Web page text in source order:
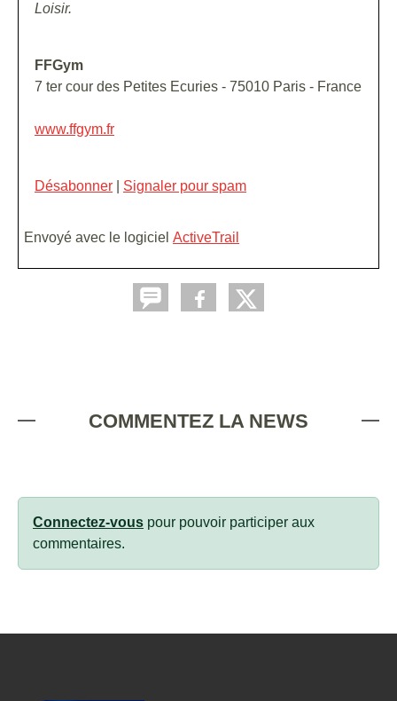
Loisir.
FFGym
7 ter cour des Petites Ecuries - 75010 Paris - France
www.ffgym.fr
Désabonner Signaler pour spam
Envoyé avec le logiciel ActiveTrail
COMMENTEZ LA NEWS
Connectez-vous pour pouvoir participer aux
commentaires.